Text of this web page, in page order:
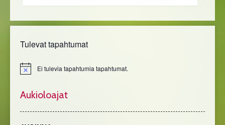
Tulevat tapahtumat
Notice Ei tulevia tapahtumia tapahtumat.
Aukioloajat